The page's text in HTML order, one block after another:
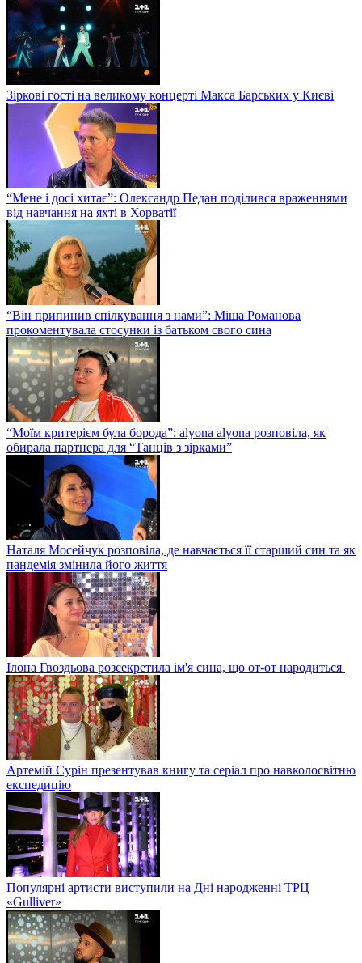
Зіркові гості на великому концерті Макса Барських у Києві
“Мене і досі хитає”: Олександр Педан поділився враженнями
від навчання на яхті в Хорватії
“Він припинив спілкування з нами”: Міша Романова
прокоментувала стосунки із батьком свого сина
“Моїм критерієм була борода”: alyona alyona розповіла, як
обирала партнера для “Танців з зірками”
Наталя Мосейчук розповіла, де навчається її старший син та як
пандемія змінила його життя
Ілона Гвоздьова розсекретила ім'я сина, що от-от народиться
Артемій Сурін презентував книгу та серіал про навколосвітню
експедицію
Популярні артисти виступили на Дні народженні ТРЦ
«Gulliver»